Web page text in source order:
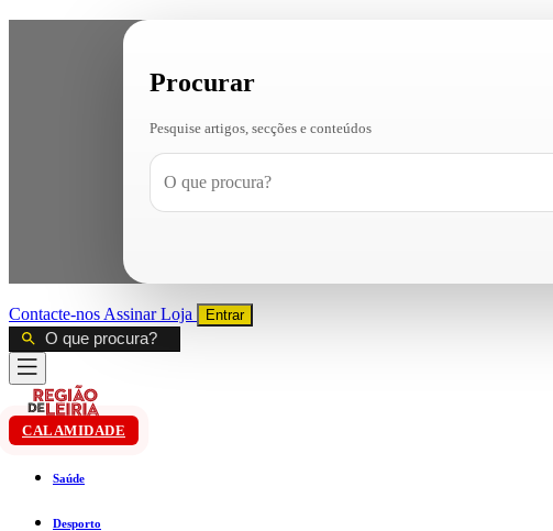
Procurar
Pesquise artigos, secções e conteúdos
Contacte-nos AssinarLoja Entrar
CALAMIDADE
Saúde
Desporto